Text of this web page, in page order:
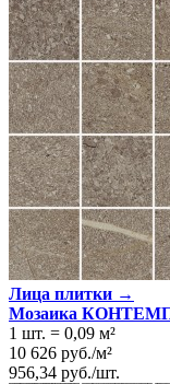
Лица плитки →
Мозаика
1 шт. = 0,09 м²
10 626 руб./м²
956,34 руб./шт.